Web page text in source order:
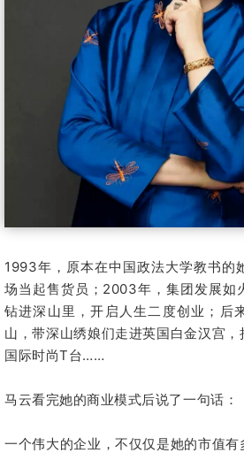
1993年，原本在中国政法大学教书的
场当起售货员；2003年，集团发展如
钻进深山里，开启人生二度创业；后
山，带深山绣娘们走进英国白金汉宫
国际时尚T台……
马云看完她的商业模式后说了一句话：
一个伟大的企业，不仅仅是她的市值